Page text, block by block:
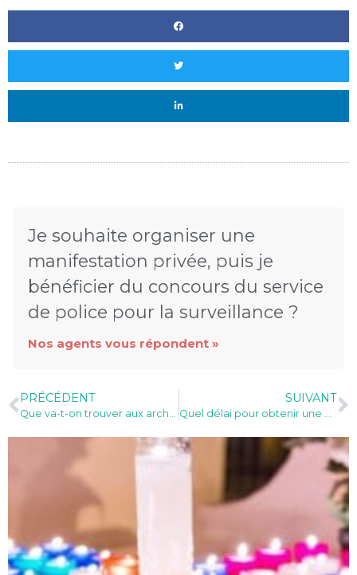
Je souhaite organiser une
manifestation privée, puis je
bénéficier du concours du service
de police pour la surveillance ?
Nos agents vous répondent »
PRÉCÉDENT
Que va-t-on trouver aux archives municipales ?
SUIVANT
Quel délai pour obtenir une carte d’identité ?